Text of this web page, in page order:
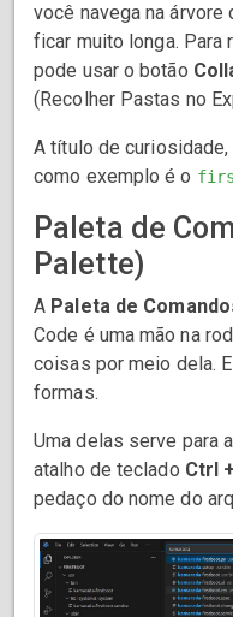
você navega na
ficar muito longa. Para
pode usar o botão
(Recolher Pastas no
A título de
como exemplo é o
Paleta de
Palette)
A Paleta de
Code é uma mão na
coisas por meio dela.
formas.
Uma delas serve para
atalho de teclado Ctrl
pedaço do nome do